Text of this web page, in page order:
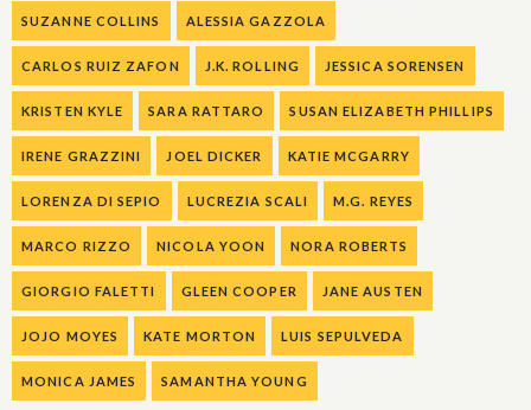
SUZANNE COLLINS ALESSIA GAZZOLA
CARLOS RUIZ ZAFON J.K. ROLLING JESSICA SORENSEN
KRISTEN KYLE SARA RATTARO SUSAN ELIZABETH PHILLIPS
IRENE GRAZZINI JOEL DICKER KATIE MCGARRY
LORENZA DI SEPIO LUCREZIA SCALI M.G. REYES
MARCO RIZZO NICOLA YOON NORA ROBERTS
GIORGIO FALETTI GLEEN COOPER JANE AUSTEN
JOJO MOYES KATE MORTON LUIS SEPULVEDA
MONICA JAMES SAMANTHA YOUNG